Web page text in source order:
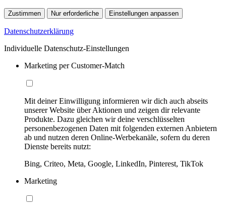
Zustimmen Nur erforderliche Einstellungen anpassen
Datenschutzerklärung
Individuelle Datenschutz-Einstellungen
Marketing per Customer-Match
Mit deiner Einwilligung informieren wir dich auch abseits
unserer Website über Aktionen und zeigen dir relevante
Produkte. Dazu gleichen wir deine verschlüsselten
personenbezogenen Daten mit folgenden externen Anbietern
ab und nutzen deren Online-Werbekanäle, sofern du deren
Dienste bereits nutzt:
Bing, Criteo, Meta, Google, LinkedIn, Pinterest, TikTok
Marketing